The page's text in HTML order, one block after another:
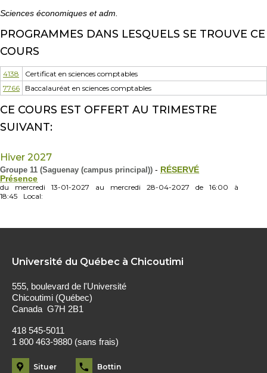
Sciences économiques et adm.
PROGRAMMES DANS LESQUELS SE TROUVE CE
COURS
4138
Certificat en sciences comptables
7766
Baccalauréat en sciences comptables
CE COURS EST OFFERT AU TRIMESTRE
SUIVANT:
Hiver 2027
Groupe 11 (Saguenay (campus principal)) - RÉSERVÉ
Présence
du
mercredi 13-01-2027 au mercredi 28-04-2027 de 16:00
à
18:45
Local:
Université du Québec à Chicoutimi
555, boulevard de l'Université
Chicoutimi (Québec)
Canada G7H 2B1
418 545-5011
1 800 463-9880 (sans frais)
Situer Bottin